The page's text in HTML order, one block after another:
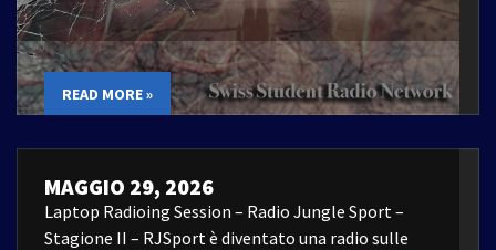
READ MORE »
MAGGIO 29, 2026
Laptop Radioing Session – Radio Jungle Sport –
Stagione II – RJSport è diventato una radio sulle